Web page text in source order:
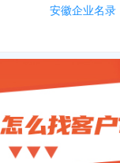
安徽企业名录